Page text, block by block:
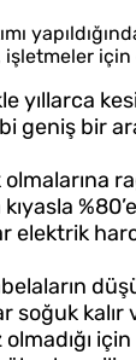
işletmeler
yıllarca
geniş bir
olmalarına
elektrik
soğuk